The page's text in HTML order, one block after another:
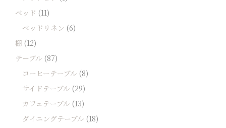
ベッド (11)
ベッドリネン (6)
棚 (12)
テーブル (87)
コーヒーテーブル (8)
サイドテーブル (29)
カフェテーブル (13)
ダイニングテーブル (18)